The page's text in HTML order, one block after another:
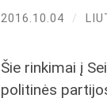
2016.10.04 /
Šie rinkimai į
politinės